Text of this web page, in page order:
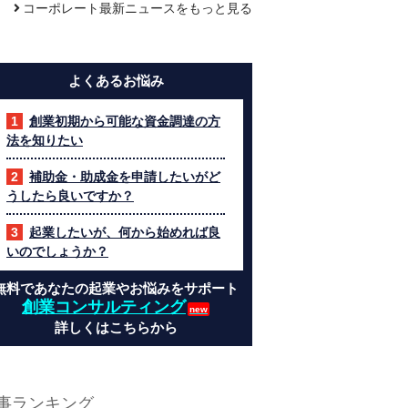
コーポレート最新ニュースをもっと見る
よくあるお悩み
創業初期から可能な資金調達の方
法を知りたい
補助金・助成金を申請したいがど
うしたら良いですか？
起業したいが、何から始めれば良
いのでしょうか？
料であなたの起業やお悩みをサポート
創業コンサルティング
詳しくはこちらから
ランキング